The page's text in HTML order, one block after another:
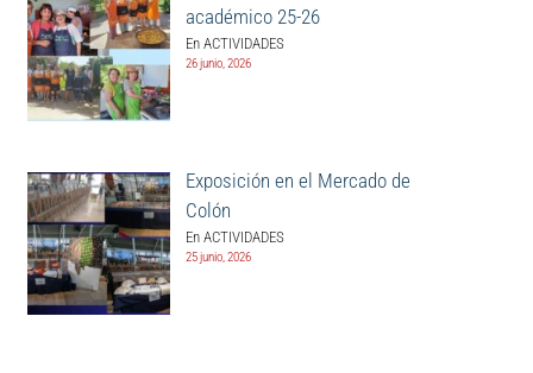
académico 25-26
En ACTIVIDADES
26 junio, 2026
Exposición en el Mercado de
Colón
En ACTIVIDADES
25 junio, 2026